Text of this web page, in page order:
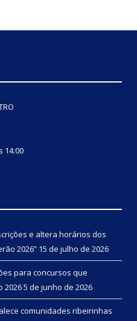
14:00
e altera horários dos
2026” 15 de julho de 2026
para concursos que
20265 de junho de 2026
comunidades ribeirinhas